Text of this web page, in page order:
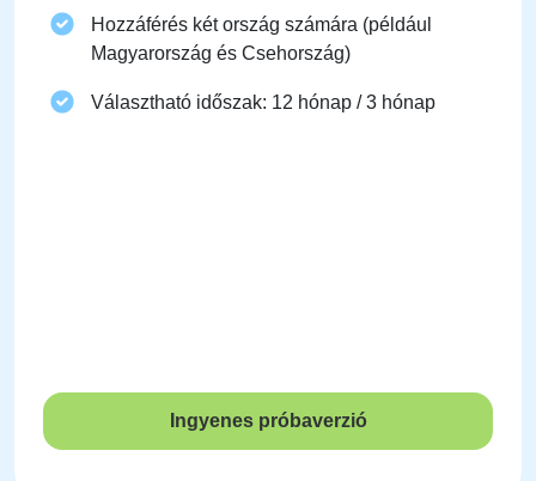
Hozzáférés két ország számára (például
Magyarország és Csehország)
Választható időszak: 12 hónap / 3 hónap
Ingyenes próbaverzió